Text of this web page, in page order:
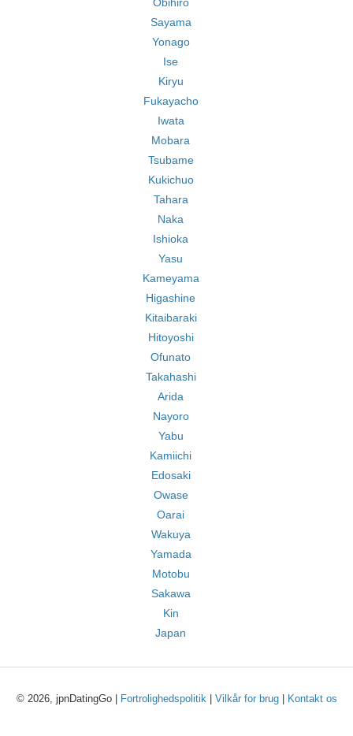
Sayama
Yonago
Ise
Kiryu
Fukayacho
Iwata
Mobara
Tsubame
Kukichuo
Tahara
Naka
Ishioka
Yasu
Kameyama
Higashine
Kitaibaraki
Hitoyoshi
Ofunato
Takahashi
Arida
Nayoro
Yabu
Kamiichi
Edosaki
Owase
Oarai
Wakuya
Yamada
Motobu
Sakawa
Kin
Japan
© 2026, jpnDatingGo | Fortrolighedspolitik| Vilkår for brug| Kontakt os